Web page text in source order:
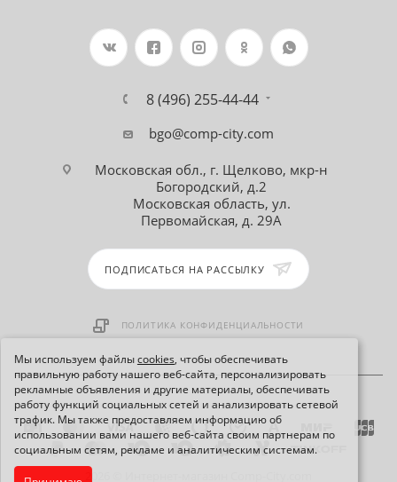
Мы используем файлыcookies, чтобы обеспечивать
правильную работу нашего веб-сайта, персонализировать
рекламные объявления и другие материалы, обеспечивать
работу функций социальных сетей и анализировать сетевой
трафик. Мы также предоставляем информацию об
использовании вами нашего веб-сайта своим партнерам по
социальным сетям, рекламе и аналитическим системам.
8 (496) 255-44-44
bgo@comp-city.com
Московская обл., г. Щелково, мкр-н
Богородский, д.2
Московская область, ул.
Первомайская, д. 29А
ПОДПИСАТЬСЯ НА РАССЫЛКУ
ПОЛИТИКА КОНФИДЕНЦИАЛЬНОСТИ